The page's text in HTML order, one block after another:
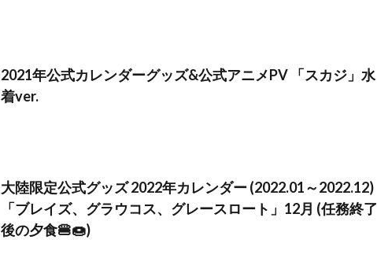
2021年公式カレンダーグッズ&公式アニメPV 「スカジ」水
着ver.
大陸限定公式グッズ 2022年カレンダー (2022.01～2022.12)
「ブレイズ、グラウコス、グレースロート」12月 (任務終了
後の夕食🍔🍩)